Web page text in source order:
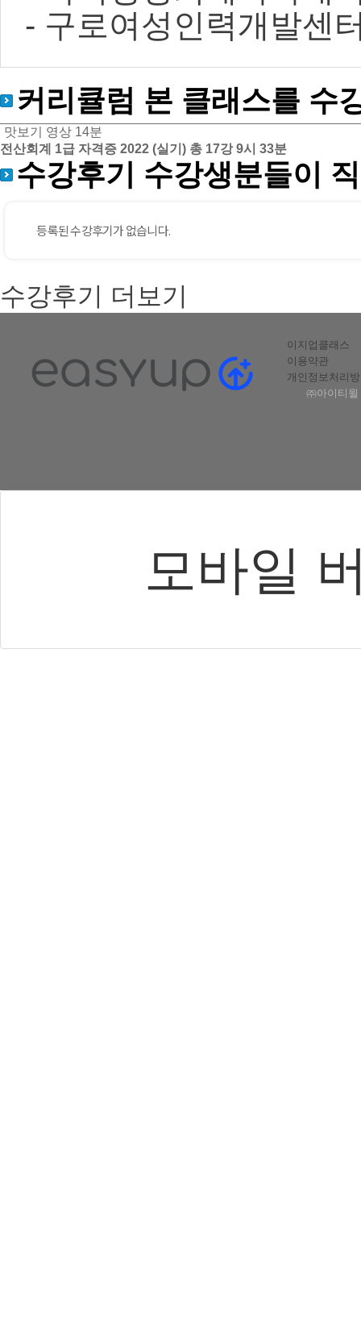
- 구로여성인력개발센
커리큘럼 본 클래스를 수
맛보기 영상 14분
전산회계 1급 자격증 2022 (실기) 총 17강 9시 33분
수강후기 수강생분들이
수강후기 더보기
이지업클래스
이용약관
개인정보처리
㈜아이티
모바일